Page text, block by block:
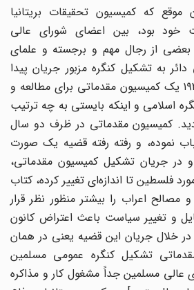
که کمیسیون تحقیقات بریتانیا
خود بود، بین اعضای شورای عالی
از رجال مهم و برجسته و علمای
به تشکیل کنگره مزبور جریان پیدا
کرده و در اوائل سال ۱۹۲۹ یک کمیسیون مقدماتی برای مطالعه و
اسلامی و اینکه بایستی به چه ترتیب
کمیسیون مقدماتی در ظرف دو سال
نموده، و رفته رفته قضیه یک صورت
جریان تشکیل کمیسیون مقدماتی،
فلسطین تا اندازه‌ای تغییر کرده، کتاب
اعراب را بیشتر منظور نظر قرار
و تغییر سیاست باعث اعتراض کانون
خلال جریان این قضیه یعنی در همان
تشکیل کنگره عمومی مسلمین
مسلمین جداً مشغول کار و مذاکره